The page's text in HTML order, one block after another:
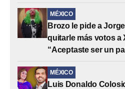
MÉXICO
Brozo le pide a
quitarle más votos a
“Aceptaste ser un
MÉXICO
Luis Donaldo